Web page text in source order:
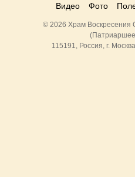
Видео
Фото
© 2026 Храм Воскресения
(Патриаршее
115191, Россия, г.